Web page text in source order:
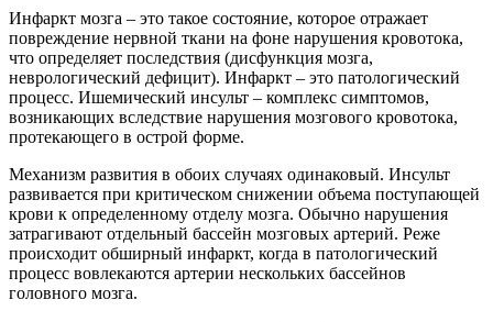
Инфаркт мозга – это такое состояние, которое отражает
повреждение нервной ткани на фоне нарушения кровотока,
что определяет последствия (дисфункция мозга,
неврологический дефицит). Инфаркт – это патологический
процесс. Ишемический инсульт – комплекс симптомов,
возникающих вследствие нарушения мозгового кровотока,
протекающего в острой форме.
Механизм развития в обоих случаях одинаковый. Инсульт
развивается при критическом снижении объема поступающей
крови к определенному отделу мозга. Обычно нарушения
затрагивают отдельный бассейн мозговых артерий. Реже
происходит обширный инфаркт, когда в патологический
процесс вовлекаются артерии нескольких бассейнов
головного мозга.